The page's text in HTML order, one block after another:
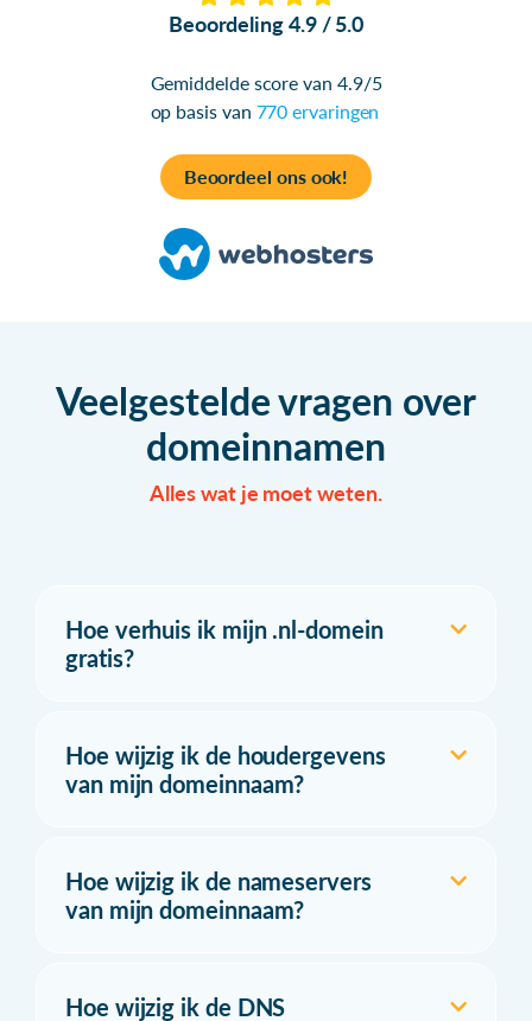
Beoordeling 4.9 / 5.0
Gemiddelde score van 4.9/5
op basis van 770 ervaringen
Beoordeel ons ook!
Veelgestelde vragen over
domeinnamen
Alles wat je moet weten.
Hoe verhuis ik mijn .nl-domein
gratis?
Hoe wijzig ik de houdergevens
van mijn domeinnaam?
Hoe wijzig ik de nameservers
van mijn domeinnaam?
Hoe wijzig ik de DNS